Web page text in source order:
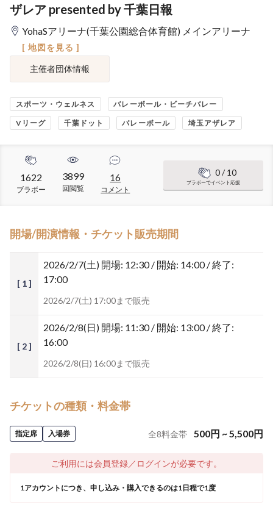
ザレア presented by 千葉日報
YohaSアリーナ(千葉公園総合体育館) メインアリーナ
[ 地図を見る ]
主催者団体情報
スポーツ・ウェルネス バレーボール・ビーチバレー
Vリーグ 千葉ドット バレーボール 埼玉アザレア
1622
ブラボー
3899
回閲覧
16
コメント
0/ 10
ブラボーでイベント応援
開場/開演情報・チケット販売期間
[ 1 ]
2026/2/7(土) 開場: 12:30 / 開始: 14:00 / 終了:
17:00
2026/2/7(土) 17:00まで販売
[ 2 ]
2026/2/8(日) 開場: 11:30 / 開始: 13:00 / 終了:
16:00
2026/2/8(日) 16:00まで販売
チケットの種類・料金帯
指定席 入場券 全8料金帯 500円 ~5,500円
ご利用には会員登録／ログインが必要です。
1アカウントにつき、申し込み・購入できるのは1日程で1度